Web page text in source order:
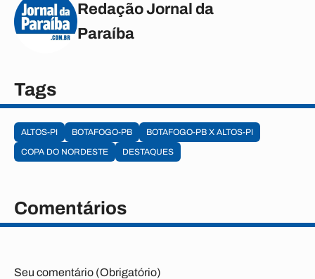
Redação Jornal da
Paraíba
Tags
ALTOS-PI BOTAFOGO-PB
BOTAFOGO-PB X ALTOS-PI
COPA DO NORDESTE
DESTAQUES
Comentários
Seu comentário (Obrigatório)